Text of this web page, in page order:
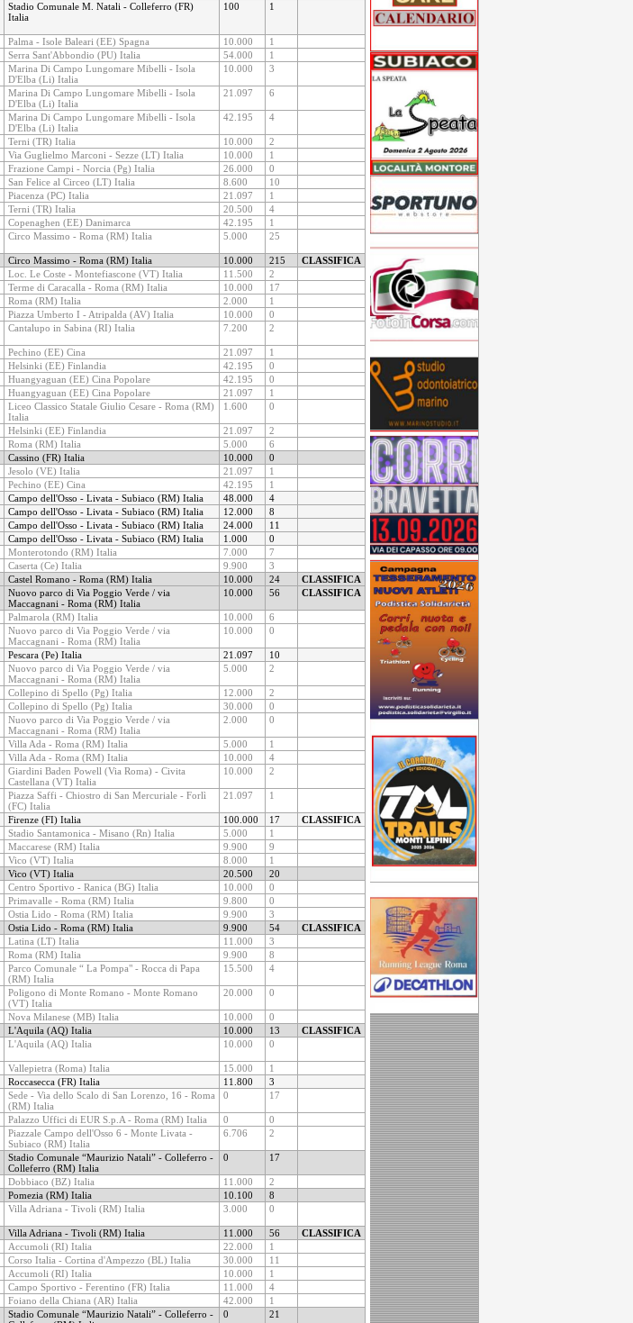
Stadio Comunale M. Natali - Colleferro (FR)
Italia
100 1
Palma - Isole Baleari (EE) Spagna 10.000
1
Serra Sant'Abbondio (PU) Italia 54.000
1
Marina Di Campo Lungomare Mibelli - Isola
D'Elba (Li) Italia
10.000 3
Marina Di Campo Lungomare Mibelli - Isola
D'Elba (Li) Italia
21.097 6
Marina Di Campo Lungomare Mibelli - Isola
D'Elba (Li) Italia
42.195 4
Terni (TR) Italia 10.000
2
Via Guglielmo Marconi - Sezze (LT) Italia 10.000
1
Frazione Campi - Norcia (Pg) Italia 26.000
0
San Felice al Circeo (LT) Italia 8.600
10
Piacenza (PC) Italia 21.097
1
Terni (TR) Italia 20.500
4
Copenaghen (EE) Danimarca 42.195
1
Circo Massimo - Roma (RM) Italia 5.000 25
Circo Massimo - Roma (RM) Italia 10.000 215
CLASSIFICA
Loc. Le Coste - Montefiascone (VT) Italia 11.500
2
Terme di Caracalla - Roma (RM) Italia 10.000
17
Roma (RM) Italia 2.000
1
Piazza Umberto I - Atripalda (AV) Italia 10.000
0
Cantalupo in Sabina (RI) Italia 7.200 2
Pechino (EE) Cina 21.097
1
Helsinki (EE) Finlandia 42.195
0
Huangyaguan (EE) Cina Popolare 42.195
0
Huangyaguan (EE) Cina Popolare 21.097
1
Liceo Classico Statale Giulio Cesare - Roma (RM)
Italia
1.600 0
Helsinki (EE) Finlandia 21.097
2
Roma (RM) Italia 5.000
6
Cassino (FR) Italia 10.000
0
Jesolo (VE) Italia 21.097
1
Pechino (EE) Cina 42.195
1
Campo dell'Osso - Livata - Subiaco (RM) Italia 48.000
4
Campo dell'Osso - Livata - Subiaco (RM) Italia 12.000
8
Campo dell'Osso - Livata - Subiaco (RM) Italia 24.000
11
Campo dell'Osso - Livata - Subiaco (RM) Italia 1.000
0
Monterotondo (RM) Italia 7.000
7
Caserta (Ce) Italia 9.900
3
Castel Romano - Roma (RM) Italia 10.000 24
CLASSIFICA
Nuovo parco di Via Poggio Verde / via
Maccagnani - Roma (RM) Italia
10.000 56 CLASSIFICA
Palmarola (RM) Italia 10.000
6
Nuovo parco di Via Poggio Verde / via
Maccagnani - Roma (RM) Italia
10.000 0
Pescara (Pe) Italia 21.097
10
Nuovo parco di Via Poggio Verde / via
Maccagnani - Roma (RM) Italia
5.000 2
Collepino di Spello (Pg) Italia 12.000
2
Collepino di Spello (Pg) Italia 30.000
0
Nuovo parco di Via Poggio Verde / via
Maccagnani - Roma (RM) Italia
2.000 0
Villa Ada - Roma (RM) Italia 5.000
1
Villa Ada - Roma (RM) Italia 10.000
4
Giardini Baden Powell (Via Roma) - Civita
Castellana (VT) Italia
10.000 2
Piazza Saffi - Chiostro di San Mercuriale - Forlì
(FC) Italia
21.097 1
Firenze (FI) Italia 100.000 17
CLASSIFICA
Stadio Santamonica - Misano (Rn) Italia 5.000
1
Maccarese (RM) Italia 9.900
9
Vico (VT) Italia 8.000
1
Vico (VT) Italia 20.500
20
Centro Sportivo - Ranica (BG) Italia 10.000
0
Primavalle - Roma (RM) Italia 9.800
0
Ostia Lido - Roma (RM) Italia 9.900
3
Ostia Lido - Roma (RM) Italia 9.900 54
CLASSIFICA
Latina (LT) Italia 11.000
3
Roma (RM) Italia 9.900
8
Parco Comunale “ La Pompa" - Rocca di Papa
(RM) Italia
15.500 4
Poligono di Monte Romano - Monte Romano
(VT) Italia
20.000 0
Nova Milanese (MB) Italia 10.000
0
L'Aquila (AQ) Italia 10.000 13
CLASSIFICA
L'Aquila (AQ) Italia 10.000 0
Vallepietra (Roma) Italia 15.000
1
Roccasecca (FR) Italia 11.800
3
Sede - Via dello Scalo di San Lorenzo, 16 - Roma
(RM) Italia
0 17
Palazzo Uffici di EUR S.p.A - Roma (RM) Italia 0
0
Piazzale Campo dell'Osso 6 - Monte Livata -
Subiaco (RM) Italia
6.706 2
Stadio Comunale “Maurizio Natali” - Colleferro -
Colleferro (RM) Italia
0 17
Dobbiaco (BZ) Italia 11.000
2
Pomezia (RM) Italia 10.100
8
Villa Adriana - Tivoli (RM) Italia 3.000 0
Villa Adriana - Tivoli (RM) Italia 11.000 56
CLASSIFICA
Accumoli (RI) Italia 22.000
1
Corso Italia - Cortina d'Ampezzo (BL) Italia 30.000
11
Accumoli (RI) Italia 10.000
1
Campo Sportivo - Ferentino (FR) Italia 11.000
4
Foiano della Chiana (AR) Italia 42.000
1
Stadio Comunale “Maurizio Natali” - Colleferro -
0 21